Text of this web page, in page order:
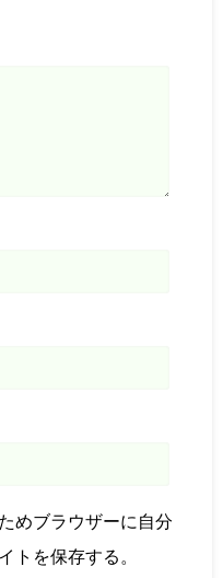
めブラウザーに自分
トを保存する。